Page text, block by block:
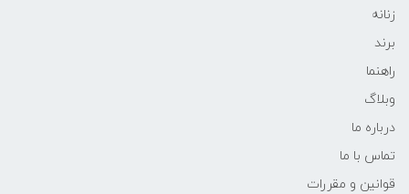
زنانه
برند
راهنما
وبلاگ
درباره ما
تماس با ما
قوانین و مقررات